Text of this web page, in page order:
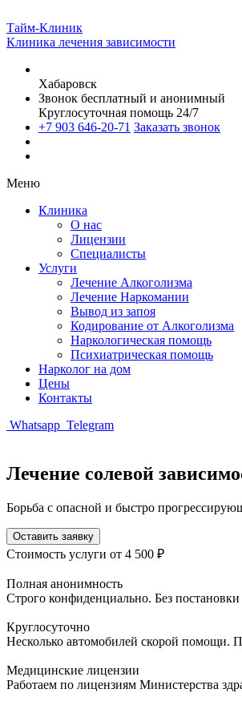
Тайм-Клиник
Клиника лечения зависимости
Хабаровск
Звонок бесплатный и анонимный
Круглосуточная помощь 24/7
+7 903 646-20-71 Заказать звонок
Меню
Клиника
О нас
Лицензии
Специалисты
Услуги
Лечение Алкоголизма
Лечение Наркомании
Вывод из запоя
Кодирование от Алкоголизма
Наркологическая помощь
Психиатрическая помощь
Нарколог на дом
Цены
Контакты
Whatsapp Telegram
Лечение солевой
Борьба с опасной и быстро
Оставить заявку
Стоимость услуги от 4 500 ₽
Полная анонимность
Строго конфиденциально. Без постановки
Круглосуточно
Несколько автомобилей скорой помощи.
Медицинские лицензии
Работаем по лицензиям Министерства